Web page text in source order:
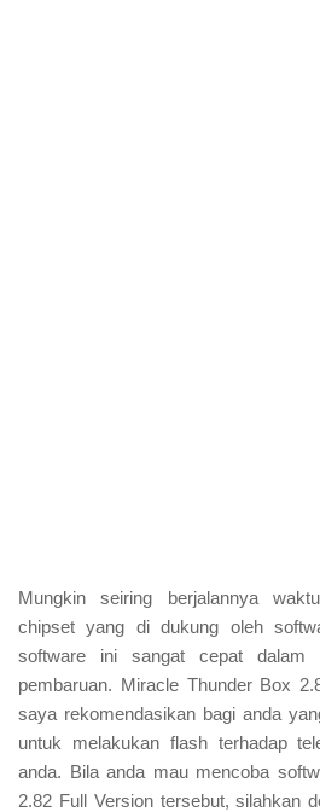
Mungkin seiring berjalannya
chipset yang di dukung oleh
software ini sangat cepat dalam
pembaruan. Miracle Thunder Box
saya rekomendasikan bagi anda
untuk melakukan flash terhadap
anda. Bila anda mau mencoba
2.82 Full Version tersebut, silahkan